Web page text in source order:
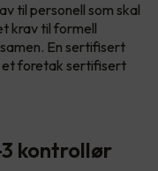
til personell som skal
krav til formell
En sertifisert
foretak sertifisert
kontrollør